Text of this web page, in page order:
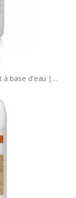
à base d’eau |…